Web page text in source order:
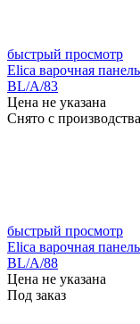
быстрый просмотр
Elica варочная
BL/A/83
Цена не указана
Снято с производства
быстрый просмотр
Elica варочная
BL/A/88
Цена не указана
Под заказ